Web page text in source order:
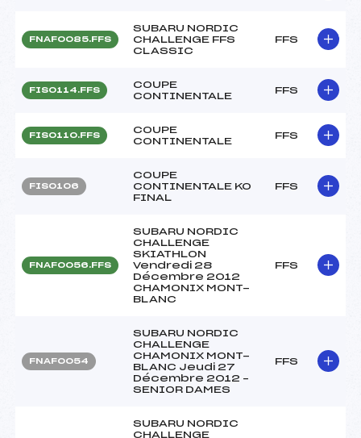
FNAF0085.FFS
SUBARU NORDIC
CHALLENGE FFS
CLASSIC
FFS
FIS0114.FFS
COUPE
CONTINENTALE
FFS
FIS0110.FFS
COUPE
CONTINENTALE
FFS
FIS0106
COUPE
CONTINENTALE KO
FINAL
FFS
FNAF0056.FFS
SUBARU NORDIC
CHALLENGE
SKIATHLON
Vendredi 28
Décembre 2012
CHAMONIX MONT-
BLANC
FFS
FNAF0054
SUBARU NORDIC
CHALLENGE
CHAMONIX MONT-
BLANC Jeudi 27
Décembre 2012 –
SENIOR DAMES
FFS
SUBARU NORDIC
CHALLENGE